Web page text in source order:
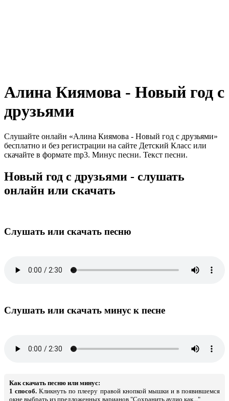
Алина Киямова - Новый год с
друзьями
Слушайте онлайн «Алина Киямова - Новый год с друзьями»
бесплатно и без регистрации на сайте Детский Класс или
скачайте в формате mp3. Минус песни. Текст песни.
Новый год с друзьями - слушать
онлайн или скачать
Слушать или скачать песню
Слушать или скачать минус к песне
Как скачать песню или минус:
1 способ. Кликнуть по плееру правой кнопкой мышки и в появившемся
окне выбрать из предложенных варианов "Сохранить аудио как..."